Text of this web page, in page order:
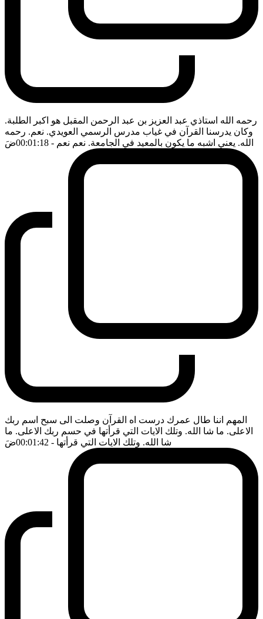
رحمه الله استاذي عبد العزيز بن عبد الرحمن المقبل هو اكبر الطلبة.
وكان يدرسنا القرآن في غياب مدرس الرسمي العويدي. نعم. رحمه
الله. يعني اشبه ما يكون بالمعيد في الجامعة. نعم نعم - 00:01:18 ضَ
المهم اننا طال عمرك درست اه القرآن وصلت الى سبح اسم ربك
الاعلى. ما شا الله. وتلك الايات التي قرأتها في حسم ربك الاعلى. ما
شا الله. وتلك الايات التي قرأتها - 00:01:42 ضَ